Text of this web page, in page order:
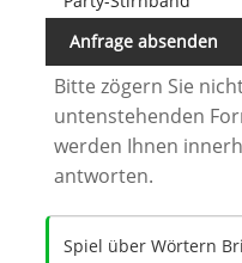
Anfrage absenden
Bitte zögern Sie
untenstehenden
werden Ihnen
antworten.